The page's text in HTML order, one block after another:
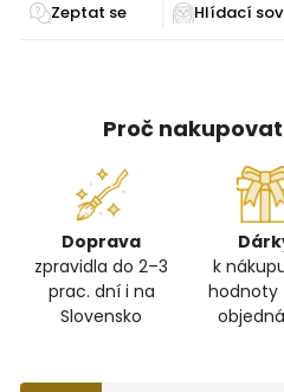
Zeptat se
Proč
Doprava
zpravidla do 2–3
prac. dní i na
Slovensko
k
hodnoty